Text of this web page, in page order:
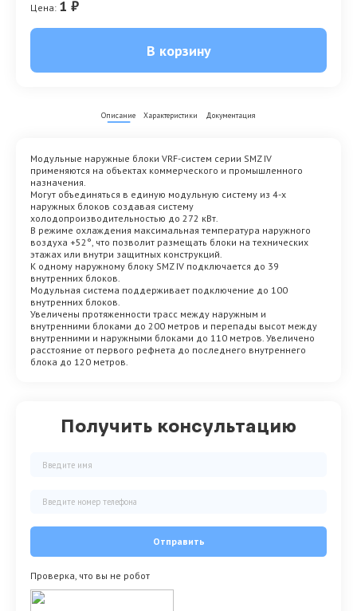
Цена: 1 ₽
В корзину
Получить консультацию
Отправить
Проверка, что вы не робот
Описание Характеристики Документация
Модульные наружные блоки VRF-систем серии SMZ IV
применяются на объектах коммерческого и промышленного
назначения.
Могут объединяться в единую модульную систему из 4-х
наружных блоков создавая систему
холодопроизводительностью до 272 кВт.
В режиме охлаждения максимальная температура наружного
воздуха +52°, что позволит размещать блоки на технических
этажах или внутри защитных конструкций.
К одному наружному блоку SMZ IV подключается до 39
внутренних блоков.
Модульная система поддерживает подключение до 100
внутренних блоков.
Увеличены протяженности трасс между наружным и
внутренними блоками до 200 метров и перепады высот между
внутренними и наружными блоками до 110 метров. Увеличено
расстояние от первого рефнета до последнего внутреннего
блока до 120 метров.